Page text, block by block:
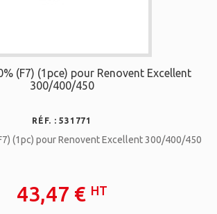
(F7) (1pce) pour Renovent Excellent
300/400/450
RÉF. : 531771
(1pc) pour Renovent Excellent 300/400/450
43,47 € HT